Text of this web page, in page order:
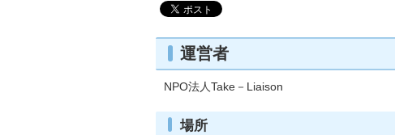
運営者
NPO法人Take － Liaison
場所